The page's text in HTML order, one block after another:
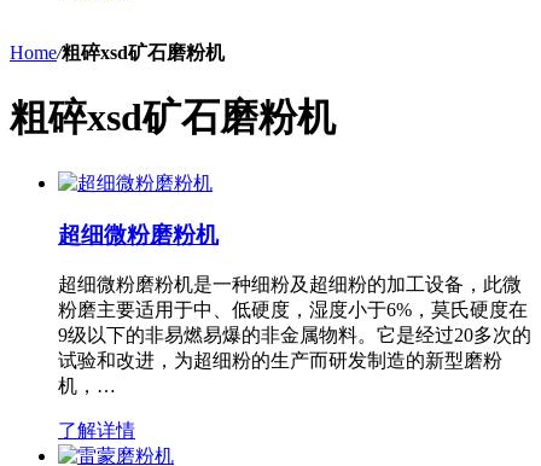
Home/粗碎xsd矿石磨粉机
粗碎xsd矿石磨粉机
超细微粉磨粉机
超细微粉磨粉机是一种细粉及超细粉的加工设备，此微
粉磨主要适用于中、低硬度，湿度小于6%，莫氏硬度在
9级以下的非易燃易爆的非金属物料。它是经过20多次的
试验和改进，为超细粉的生产而研发制造的新型磨粉
机，…
了解详情